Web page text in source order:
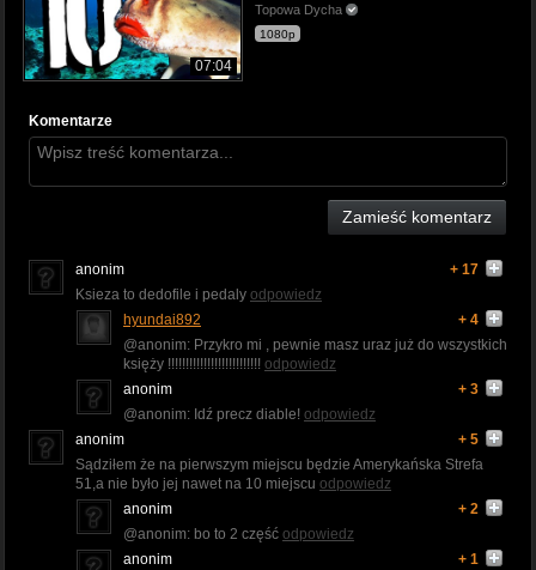
07:04
Topowa Dycha
1080p
Komentarze
Zamieść komentarz
anonim
+ 17
Ksieza to dedofile i pedaly odpowiedz
hyundai892
+ 4
@anonim: Przykro mi , pewnie masz uraz już do wszystkich
księży !!!!!!!!!!!!!!!!!!!!!!!!!! odpowiedz
anonim
+ 3
@anonim: Idź precz diable! odpowiedz
anonim
+ 5
Sądziłem że na pierwszym miejscu będzie Amerykańska Strefa
51,a nie było jej nawet na 10 miejscu odpowiedz
anonim
+ 2
@anonim: bo to 2 część odpowiedz
anonim
+ 1